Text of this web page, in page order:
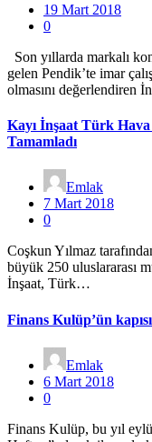
19 Mart 2018
0
Son yıllarda markalı
gelen Pendik’te imar
olmasını değerlendiren
Kayı İnşaat Türk Hava
Tamamladı
Emlak
7 Mart 2018
0
Coşkun Yılmaz
büyük 250 uluslararası
İnşaat, Türk…
Finans Kulüp’ün
Emlak
6 Mart 2018
0
Finans Kulüp, bu yıl